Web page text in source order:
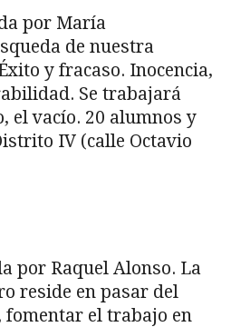
por María
de nuestra
y fracaso. Inocencia,
Se trabajará
el vacío. 20 alumnos y
IV (calle Octavio
por Raquel Alonso. La
reside en pasar del
el trabajo en